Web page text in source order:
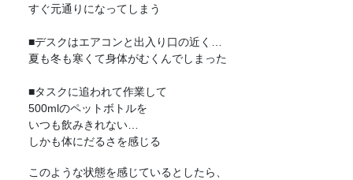
すぐ元通りになってしまう
■デスクはエアコンと出入り口の近く…
夏も冬も寒くて身体がむくんでしまった
■タスクに追われて作業して
500mlのペットボトルを
いつも飲みきれない…
しかも体にだるさを感じる
このような状態を感じているとしたら、